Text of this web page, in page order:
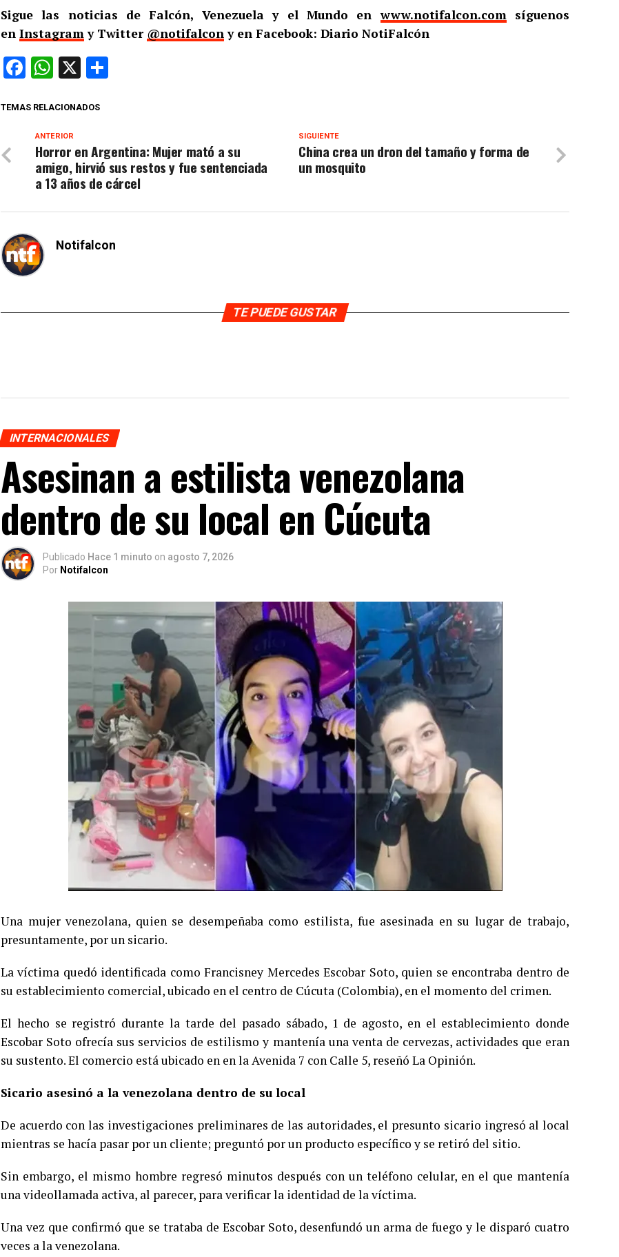
Sigue las noticias de Falcón, Venezuela y el Mundo enwww.notifalcon.comsíguenos
en Instagramy Twitter @notifalcony en Facebook: Diario NotiFalcón
Facebook
WhatsApp
X
TEMAS RELACIONADOS
SIGUIENTE
China crea un dron del tamaño y forma de
un mosquito
ANTERIOR
Horror en Argentina: Mujer mató a su
amigo, hirvió sus restos y fue sentenciada
a 13 años de cárcel
Notifalcon
TE PUEDE GUSTAR
INTERNACIONALES
Asesinan a estilista venezolana
dentro de su local en Cúcuta
Publicado Hace 1 minuto on agosto 7, 2026
Por Notifalcon
Una mujer venezolana, quien se desempeñaba como estilista, fue asesinada en su lugar de trabajo,
presuntamente, por un sicario.
La víctima quedó identificada como Francisney Mercedes Escobar Soto, quien se encontraba dentro de
su establecimiento comercial, ubicado en el centro de Cúcuta (Colombia), en el momento del crimen.
El hecho se registró durante la tarde del pasado sábado, 1 de agosto, en el establecimiento donde
Escobar Soto ofrecía sus servicios de estilismo y mantenía una venta de cervezas, actividades que eran
su sustento. El comercio está ubicado en en la Avenida 7 con Calle 5, reseñó La Opinión.
Sicario asesinó a la venezolana dentro de su local
De acuerdo con las investigaciones preliminares de las autoridades, el presunto sicario ingresó al local
mientras se hacía pasar por un cliente; preguntó por un producto específico y se retiró del sitio.
Sin embargo, el mismo hombre regresó minutos después con un teléfono celular, en el que mantenía
una videollamada activa, al parecer, para verificar la identidad de la víctima.
Una vez que confirmó que se trataba de Escobar Soto, desenfundó un arma de fuego y le disparó cuatro
veces a la venezolana.